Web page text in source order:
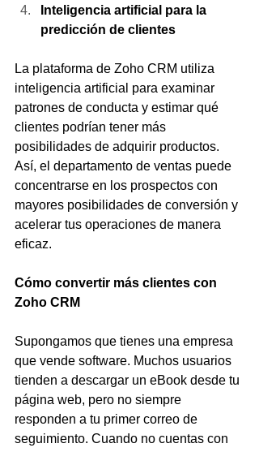
Inteligencia artificial para la
predicción de clientes
La plataforma de Zoho CRM utiliza
inteligencia artificial para examinar
patrones de conducta y estimar qué
clientes podrían tener más
posibilidades de adquirir productos.
Así, el departamento de ventas puede
concentrarse en los prospectos con
mayores posibilidades de conversión y
acelerar tus operaciones de manera
eficaz.
Cómo convertir más clientes con
Zoho CRM
Supongamos que tienes una empresa
que vende software. Muchos usuarios
tienden a descargar un eBook desde tu
página web, pero no siempre
responden a tu primer correo de
seguimiento. Cuando no cuentas con